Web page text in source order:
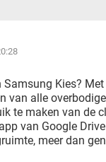
Samsung Kies?
van alle
te maken van de
van Google
meer dan